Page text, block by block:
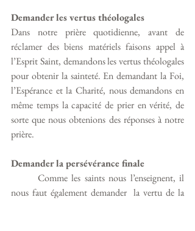
Demander les vertus théologales
Dans notre prière quotidienne, avant de
réclamer des biens matériels faisons appel à
l’Esprit Saint, demandons les vertus théologales
pour obtenir la sainteté. En demandant la Foi,
l’Espérance et la Charité, nous demandons en
même temps la capacité de prier en vérité, de
sorte que nous obtenions des réponses à notre
prière.
Demander la persévérance finale
Comme les saints nous l’enseignent, il
nous faut également demander  la vertu de la